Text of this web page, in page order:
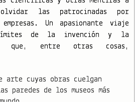
las patrocinadas por
Un apasionante viaje
límites de la invención y la
que, entre otras cosas,
arte cuyas obras cuelgan
paredes de los museos más